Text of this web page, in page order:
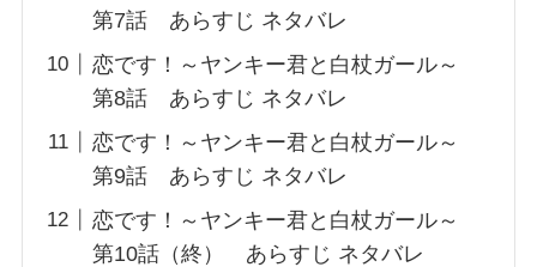
第7話 あらすじ ネタバレ
恋です！～ヤンキー君と白杖ガール～
第8話 あらすじ ネタバレ
恋です！～ヤンキー君と白杖ガール～
第9話 あらすじ ネタバレ
恋です！～ヤンキー君と白杖ガール～
第10話（終） あらすじ ネタバレ